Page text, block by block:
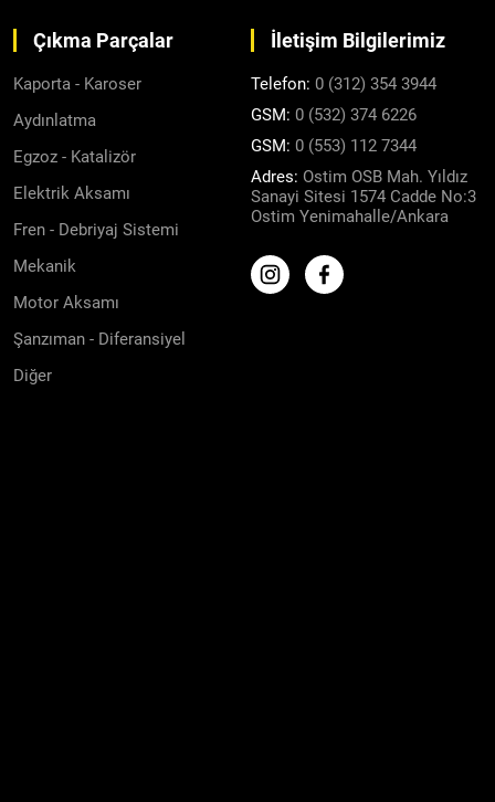
Çıkma Parçalar
Kaporta - Karoser
Aydınlatma
Egzoz - Katalizör
Elektrik Aksamı
Fren - Debriyaj Sistemi
Mekanik
Motor Aksamı
Şanzıman - Diferansiyel
Diğer
İletişim Bilgilerimiz
Telefon: 0 (312) 354 3944
GSM: 0 (532) 374 6226
GSM: 0 (553) 112 7344
Adres: Ostim OSB Mah. Yıldız
Sanayi Sitesi 1574 Cadde No:3
Ostim Yenimahalle/Ankara